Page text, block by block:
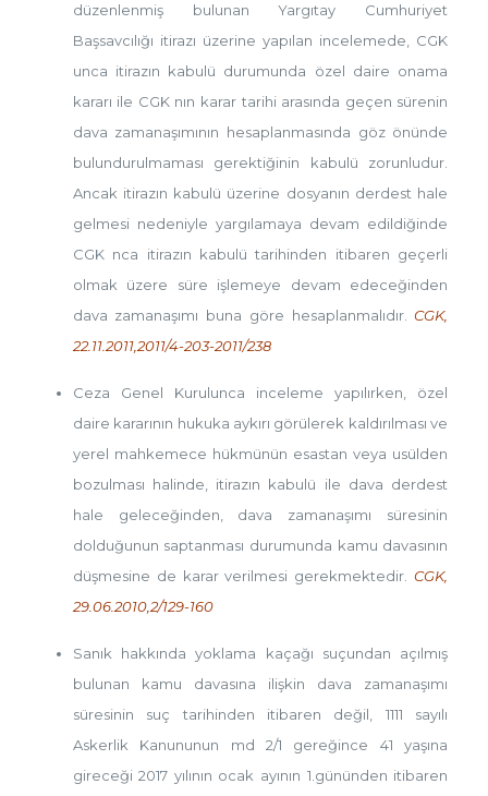
düzenlenmiş bulunan Yargıtay Cumhuriyet
Başsavcılığı itirazı üzerine yapılan incelemede, CGK
unca itirazın kabulü durumunda özel daire onama
kararı ile CGK nın karar tarihi arasında geçen sürenin
dava zamanaşımının hesaplanmasında göz önünde
bulundurulmaması gerektiğinin kabulü zorunludur.
Ancak itirazın kabulü üzerine dosyanın derdest hale
gelmesi nedeniyle yargılamaya devam edildiğinde
CGK nca itirazın kabulü tarihinden itibaren geçerli
olmak üzere süre işlemeye devam edeceğinden
dava zamanaşımı buna göre hesaplanmalıdır.CGK,
22.11.2011,2011/4-203-2011/238
Ceza Genel Kurulunca inceleme yapılırken, özel
daire kararının hukuka aykırı görülerek kaldırılması ve
yerel mahkemece hükmünün esastan veya usülden
bozulması halinde, itirazın kabulü ile dava derdest
hale geleceğinden, dava zamanaşımı süresinin
dolduğunun saptanması durumunda kamu davasının
düşmesine de karar verilmesi gerekmektedir.CGK,
29.06.2010,2/129-160
Sanık hakkında yoklama kaçağı suçundan açılmış
bulunan kamu davasına ilişkin dava zamanaşımı
süresinin suç tarihinden itibaren değil, 1111 sayılı
Askerlik Kanununun md 2/1 gereğince 41 yaşına
gireceği 2017 yılının ocak ayının 1.gününden itibaren